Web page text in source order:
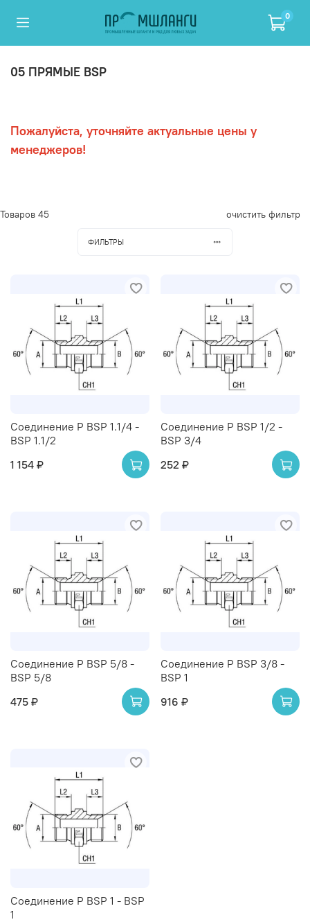
0
05 ПРЯМЫЕ BSP
Пожалуйста, уточняйте актуальные цены у
менеджеров!
Товаров 45 очистить фильтр
ФИЛЬТРЫ
Соединение P BSP 1.1/4 -
BSP 1.1/2
1 154 ₽
Соединение P BSP 1/2 -
BSP 3/4
252 ₽
Соединение P BSP 5/8 -
BSP 5/8
475 ₽
Соединение P BSP 3/8 -
BSP 1
916 ₽
Соединение P BSP 1 - BSP
1